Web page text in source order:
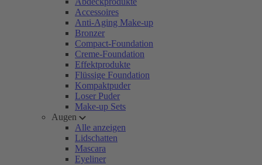
Accessoires
Anti-Aging Make-up
Bronzer
Compact-Foundation
Creme-Foundation
Effektprodukte
Flüssige Foundation
Kompaktpuder
Loser Puder
Make-up Sets
Augen
Alle anzeigen
Lidschatten
Mascara
Eyeliner